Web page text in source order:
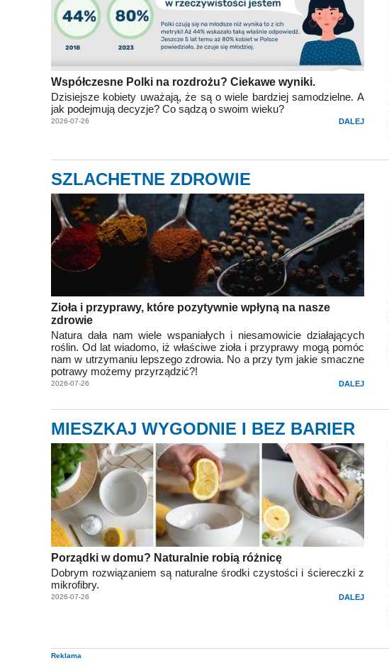
Współczesne Polki na rozdrożu? Ciekawe wyniki.
Dzisiejsze kobiety uważają, że są o wiele bardziej samodzielne. A
jak podejmują decyzje? Co sądzą o swoim wieku?
2026-07-26 DALEJ
SZLACHETNE ZDROWIE
Zioła i przyprawy, które pozytywnie wpłyną na nasze
zdrowie
Natura dała nam wiele wspaniałych i niesamowicie działających
roślin. Od lat wiadomo, iż właściwe zioła i przyprawy mogą pomóc
nam w utrzymaniu lepszego zdrowia. No a przy tym jakie smaczne
potrawy możemy przyrządzić?!
2026-07-26 DALEJ
MIESZKAJ WYGODNIE I BEZ BARIER
Porządki w domu? Naturalnie robią różnicę
Dobrym rozwiązaniem są naturalne środki czystości i ściereczki z
mikrofibry.
2026-07-26 DALEJ
Reklama